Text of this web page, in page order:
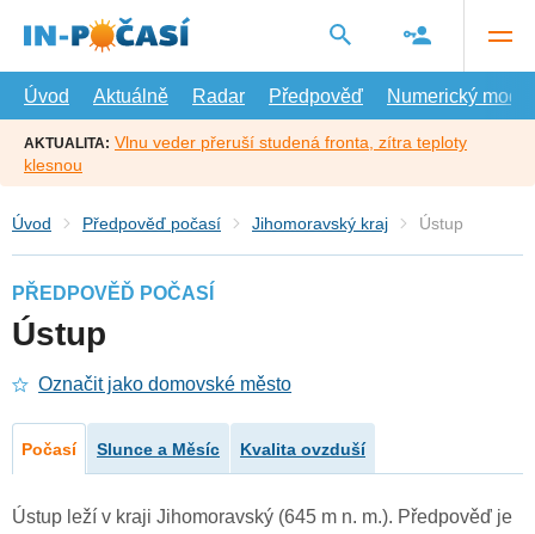
hlavní
Úvod
Aktuálně Radar Předpověď Numerický model
AKTUALITA: Vlnu veder přeruší studená fronta, zítra teploty
klesnou
Úvod Předpověď počasí Jihomoravský kraj Ústup
PŘEDPOVĚĎ POČASÍ
Ústup
Označit jako domovské město
Počasí Slunce a Měsíc Kvalita ovzduší
Ústup leží v kraji Jihomoravský (645 m n. m.). Předpověď je